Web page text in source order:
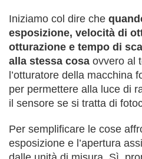
Iniziamo col dire che
esposizione, velocità di
otturazione e tempo di
alla stessa cosa ovvero al
l’otturatore della macchina
per permettere alla luce di
il sensore se si tratta di
Per semplificare le cose
esposizione e l’apertura